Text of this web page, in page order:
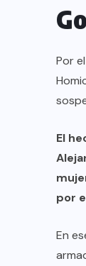
Por
El
por
En